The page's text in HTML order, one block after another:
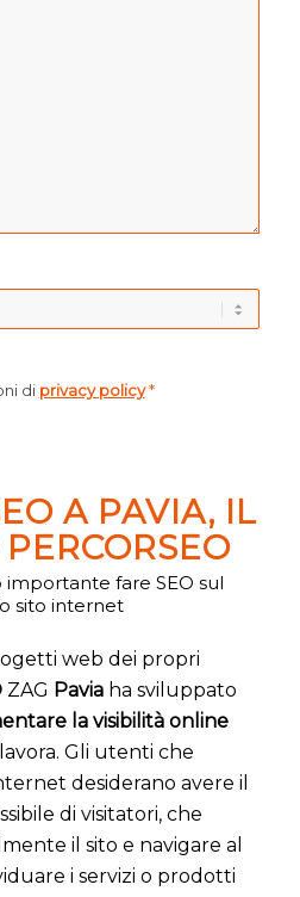
di privacy policy *
A PAVIA, IL
fare SEO sul
sito internet
web dei propri
ZAG Paviaha sviluppato
la visibilità online
Gli utenti che
desiderano avere il
di visitatori, che
il sito e navigare al
i servizi o prodotti